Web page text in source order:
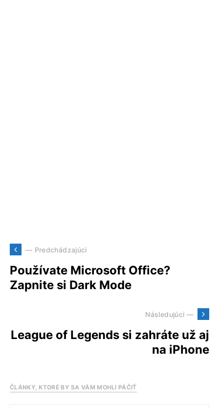
— Predchádzajúci
Používate Microsoft Office?
Zapnite si Dark Mode
Následujúci —
League of Legends si zahráte už aj
na iPhone
ČLÁNKY, KTORÉ BY SA VÁM MOHLI PÁČIŤ